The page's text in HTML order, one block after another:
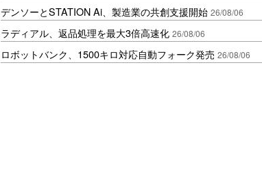
デンソーとSTATION Ai、製造業の共創支援開始 26/08/06
ラディアル、返品処理を最大3倍高速化 26/08/06
ロボットバンク、1500キロ対応自動フォーク発売 26/08/06